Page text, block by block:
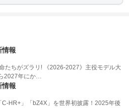
情報
たちがズラリ! 《2026-2027》主役モデル大
2027年にか…
情報
C-HR+」「bZ4X」を世界初披露！2025年後